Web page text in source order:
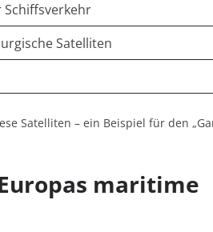
Schiffsverkehr
Satelliten
Satelliten – ein Beispiel für den
maritime